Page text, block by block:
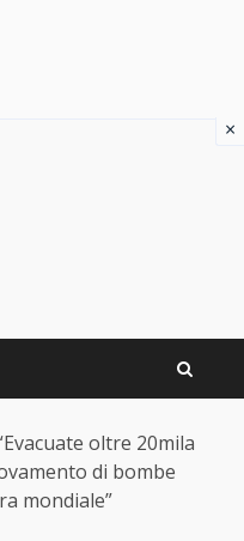
oltre 20mila
di bombe
mondiale”
×